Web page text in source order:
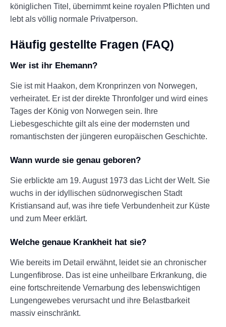
königlichen Titel, übernimmt keine royalen Pflichten und
lebt als völlig normale Privatperson.
Häufig gestellte Fragen (FAQ)
Wer ist ihr Ehemann?
Sie ist mit Haakon, dem Kronprinzen von Norwegen,
verheiratet. Er ist der direkte Thronfolger und wird eines
Tages der König von Norwegen sein. Ihre
Liebesgeschichte gilt als eine der modernsten und
romantischsten der jüngeren europäischen Geschichte.
Wann wurde sie genau geboren?
Sie erblickte am 19. August 1973 das Licht der Welt. Sie
wuchs in der idyllischen südnorwegischen Stadt
Kristiansand auf, was ihre tiefe Verbundenheit zur Küste
und zum Meer erklärt.
Welche genaue Krankheit hat sie?
Wie bereits im Detail erwähnt, leidet sie an chronischer
Lungenfibrose. Das ist eine unheilbare Erkrankung, die
eine fortschreitende Vernarbung des lebenswichtigen
Lungengewebes verursacht und ihre Belastbarkeit
massiv einschränkt.